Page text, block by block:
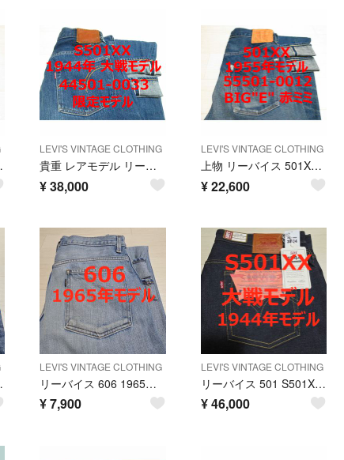
ンダー
LEVI'S VINTAGE CLOTHING
貴重 レアモデル リーバイス 501 S501XX 44501 大戦モデル 限定
¥38,000
LEVI'S VINTAGE CLOTHING
上物 リーバイス 501XX 55501 1955年モデル チェーンステッチ
¥22,600
ホリック
LEVI'S VINTAGE CLOTHING
リーバイス 606 1965年モデル 36060-0005 チェーンステッチ
¥7,900
LEVI'S VINTAGE CLOTHING
リーバイス 501 S501XX 44501 44年モデル 大戦モデル W38②
¥46,000